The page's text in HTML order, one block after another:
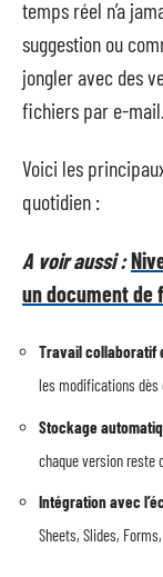
temps réel n’a
suggestion ou
jongler avec des
fichiers par e-mail.
Voici les
quotidien :
A voir aussi :
un document de
Travail collaboratif
les modifications dès
Stockage
chaque version reste
Intégration avec
Sheets, Slides,